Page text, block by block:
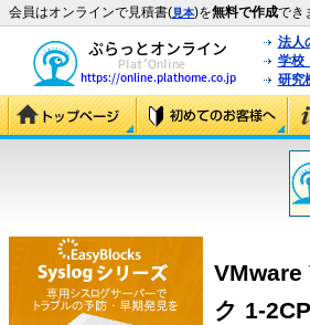
会員はオンラインで見積書(見本)を無料で作成でき
法人
学校
研究
VMware
ク 1-